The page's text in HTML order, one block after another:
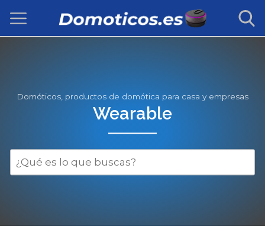
Domóticos, productos de domótica para casa y empresas
Wearable